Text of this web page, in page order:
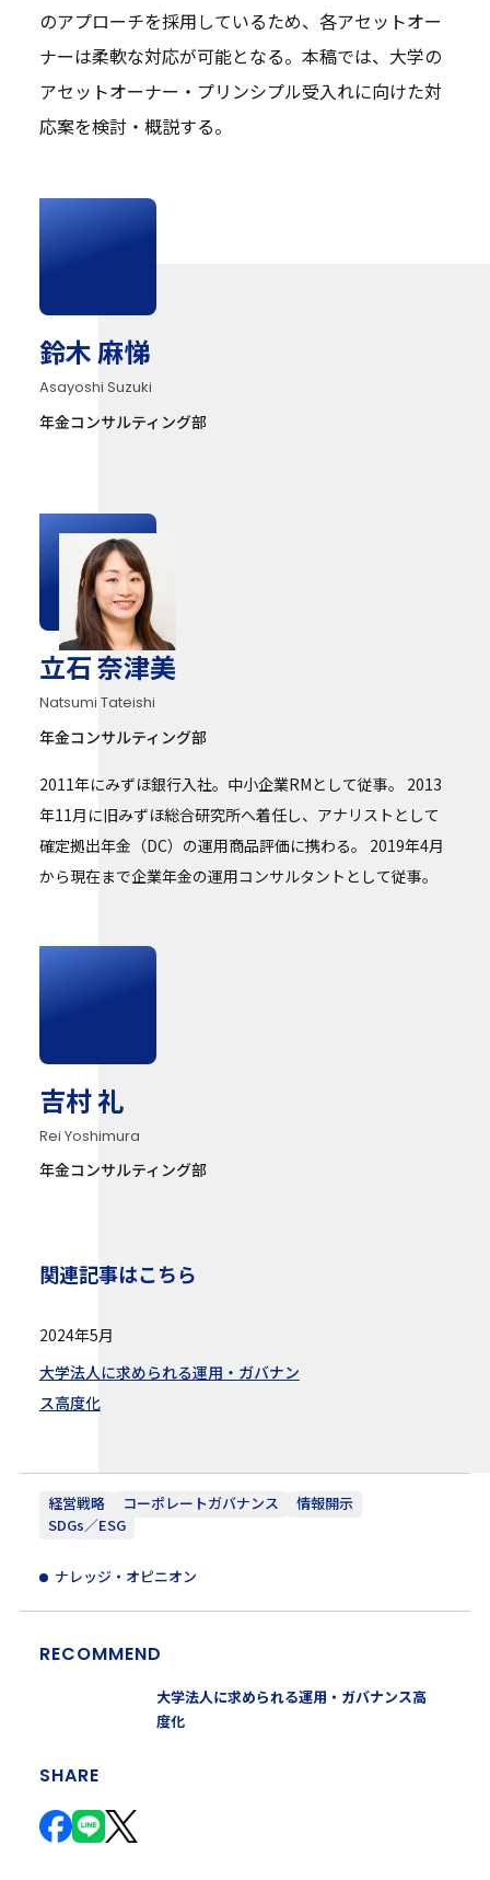
経営戦略 コーポレートガバナンス
情報開示
SDGs／ESG
ナレッジ・オピニオン
RECOMMEND
大学法人に求められる運用・ガバナンス高
度化
SHARE
のアプローチを採用しているため、各アセットオー
ナーは柔軟な対応が可能となる。本稿では、大学の
アセットオーナー・プリンシプル受入れに向けた対
応案を検討・概説する。
鈴木 麻悌
Asayoshi Suzuki
年金コンサルティング部
立石 奈津美
Natsumi Tateishi
年金コンサルティング部
2011年にみずほ銀行入社。中小企業RMとして従事。 2013
年11月に旧みずほ総合研究所へ着任し、アナリストとして
確定拠出年金（DC）の運用商品評価に携わる。 2019年4月
から現在まで企業年金の運用コンサルタントとして従事。
吉村 礼
Rei Yoshimura
年金コンサルティング部
関連記事はこちら
2024年5月
大学法人に求められる運用・ガバナン
ス高度化